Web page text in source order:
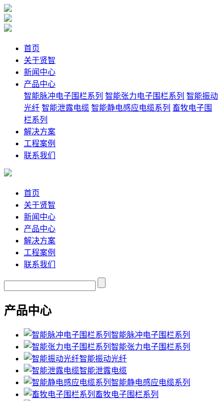
首页
关于贤智
新闻中心
产品中心
智能脉冲电子围栏系列 智能张力电子围栏系列 智能振动
光纤 智能泄露电缆 智能静电感应电缆系列 畜牧电子围
栏系列
解决方案
工程案例
联系我们
首页
关于贤智
新闻中心
产品中心
解决方案
工程案例
联系我们
产品中心
智能脉冲电子围栏系列
智能张力电子围栏系列
智能振动光纤
智能泄露电缆
智能静电感应电缆系列
畜牧电子围栏系列